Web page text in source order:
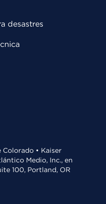
desastres
Colorado • Kaiser
Medio, Inc., en
100, Portland, OR